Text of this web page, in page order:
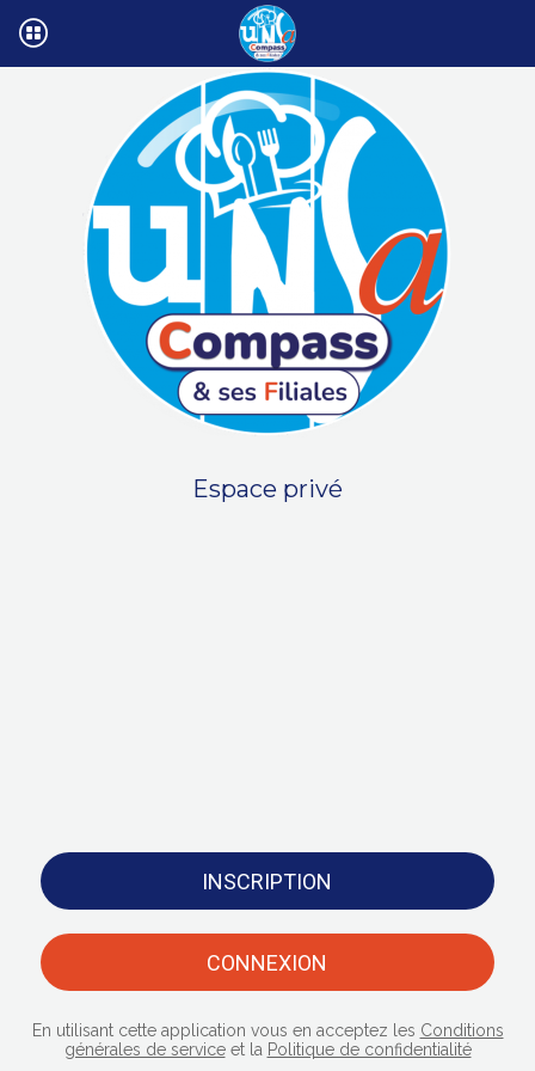
Espace privé
INSCRIPTION
CONNEXION
En utilisant cette application vous en acceptez les Conditions
générales de serviceet la Politique de confidentialité